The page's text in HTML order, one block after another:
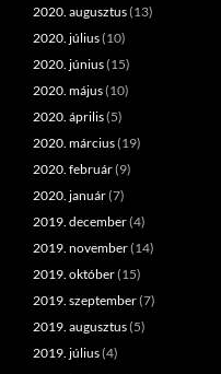
2020. augusztus(13)
2020. július(10)
2020. június(15)
2020. május(10)
2020. április(5)
2020. március(19)
2020. február(9)
2020. január(7)
2019. december(4)
2019. november(14)
2019. október(15)
2019. szeptember(7)
2019. augusztus(5)
2019. július(4)